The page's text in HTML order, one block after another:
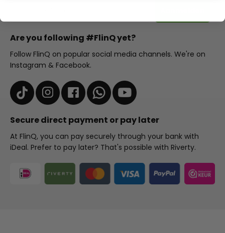
Are you following #FlinQ yet?
Follow FlinQ on popular social media channels. We're on
Instagram & Facebook.
Secure direct payment or pay later
At FlinQ, you can pay securely through your bank with
iDeal. Prefer to pay later? That's possible with Riverty.